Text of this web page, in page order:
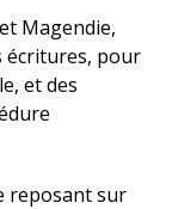
Magendie,
écritures, pour
et des
reposant sur